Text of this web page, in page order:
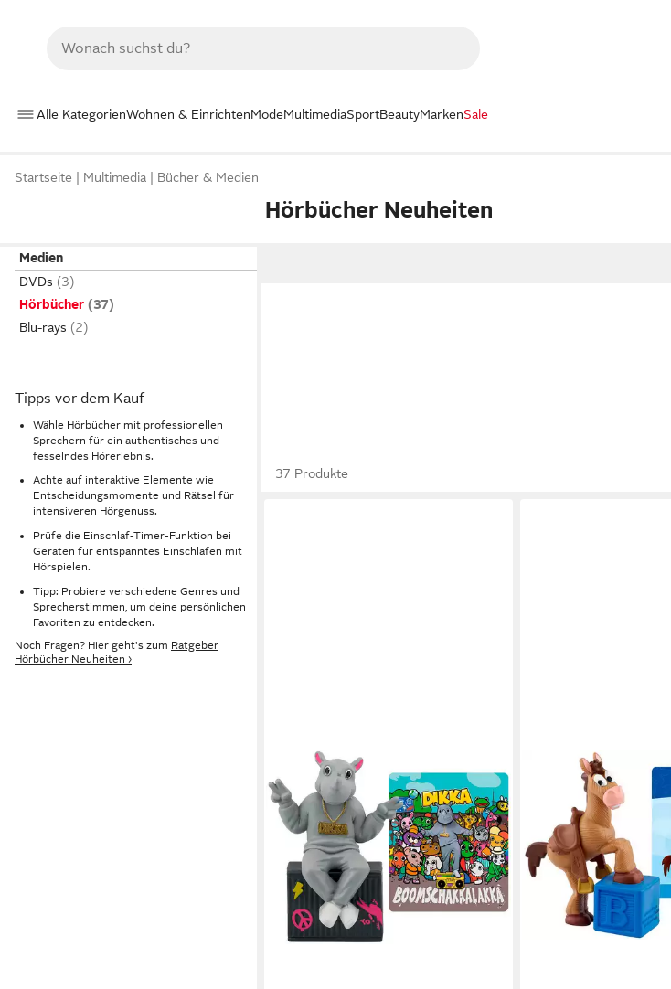
Alle KategorienWohnen & EinrichtenModeMultimediaSportBeautyMarkenSale
Startseite Multimedia Bücher & Medien
Hörbücher Neuheiten
Medien
DVDs
Hörbücher
Blu-rays
Tipps vor dem Kauf
Wähle Hörbücher mit professionellen
Sprechern für ein authentisches und
fesselndes Hörerlebnis.
Achte auf interaktive Elemente wie
Entscheidungsmomente und Rätsel für
intensiveren Hörgenuss.
Prüfe die Einschlaf-Timer-Funktion bei
Geräten für entspanntes Einschlafen mit
Hörspielen.
Tipp: Probiere verschiedene Genres und
Sprecherstimmen, um deine persönlichen
Favoriten zu entdecken.
Noch Fragen? Hier geht's zum Ratgeber
Hörbücher Neuheiten ›
37 Produkte